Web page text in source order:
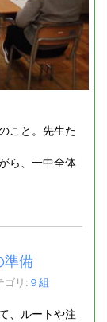
こと。先生た
ら、一中全体
準備
ゴリ: ９組
、ルートや注